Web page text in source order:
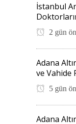
İstanbul
2 gün
Adana
ve Vahide
5 gün
Adana